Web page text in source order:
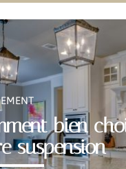
bien
suspension